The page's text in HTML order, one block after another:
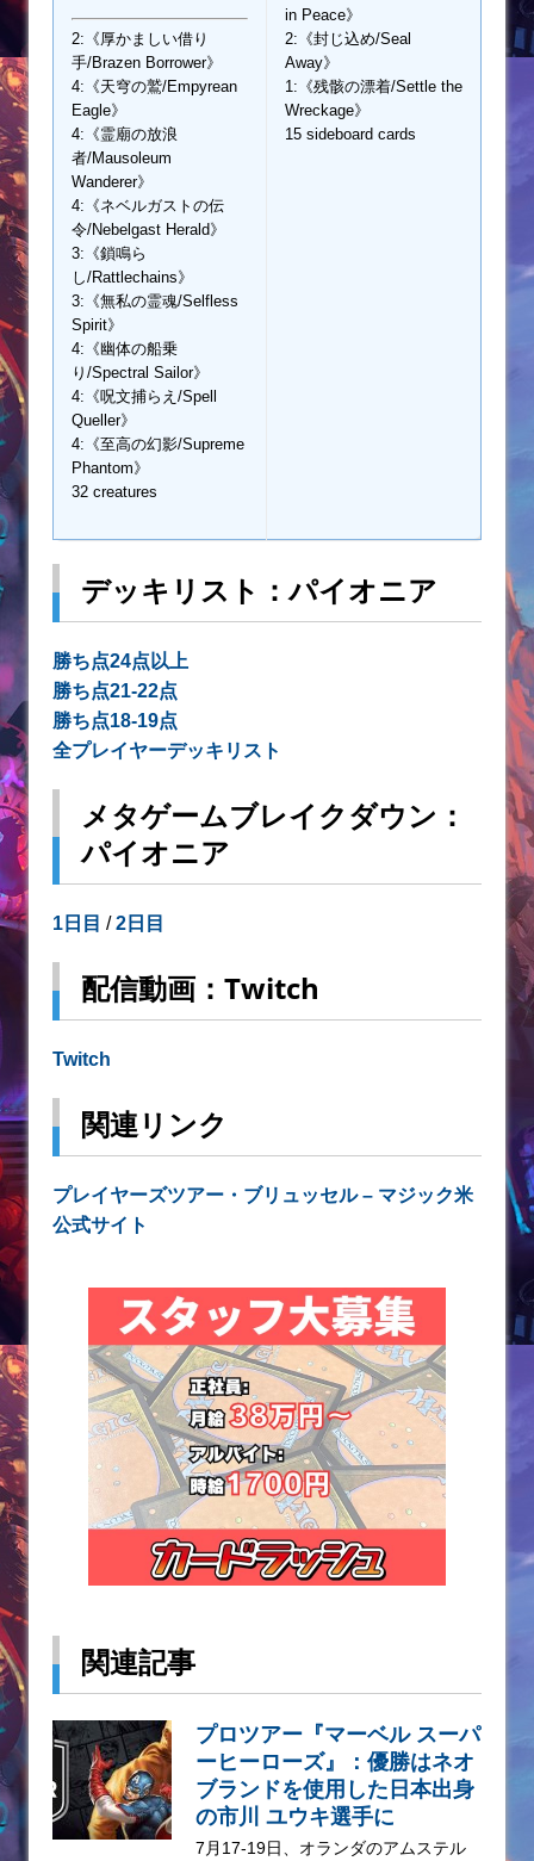
2:《厚かましい借り
手/Brazen Borrower》
4:《天穹の鷲/Empyrean
Eagle》
4:《霊廟の放浪
者/Mausoleum
Wanderer》
4:《ネベルガストの伝
令/Nebelgast Herald》
3:《鎖鳴ら
し/Rattlechains》
3:《無私の霊魂/Selfless
Spirit》
4:《幽体の船乗
り/Spectral Sailor》
4:《呪文捕らえ/Spell
Queller》
4:《至高の幻影/Supreme
Phantom》
32 creatures
in Peace》
2:《封じ込め/Seal
Away》
1:《残骸の漂着/Settle the
Wreckage》
15 sideboard cards
デッキリスト：パイオニア
勝ち点24点以上
勝ち点21-22点
勝ち点18-19点
全プレイヤーデッキリスト
メタゲームブレイクダウン：
パイオニア
1日目 /2日目
配信動画：Twitch
Twitch
関連リンク
プレイヤーズツアー・ブリュッセル – マジック米
公式サイト
関連記事
プロツアー『マーベル スーパ
ーヒーローズ』：優勝はネオ
ブランドを使用した日本出身
の市川 ユウキ選手に
7月17-19日、オランダのアムステル